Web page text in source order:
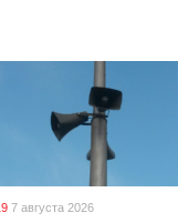
7 августа 2026